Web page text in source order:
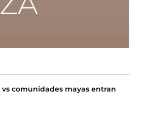
vs comunidades mayas entran